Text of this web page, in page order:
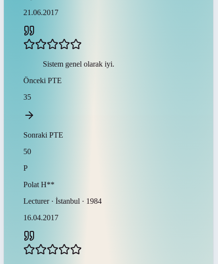
21.06.2017
Sistem genel olarak iyi.
Önceki PTE
35
Sonraki PTE
50
P
Polat H**
Lecturer · İstanbul · 1984
16.04.2017